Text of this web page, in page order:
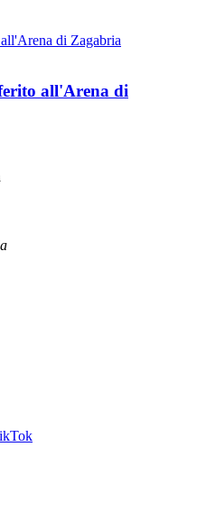
all'Arena di